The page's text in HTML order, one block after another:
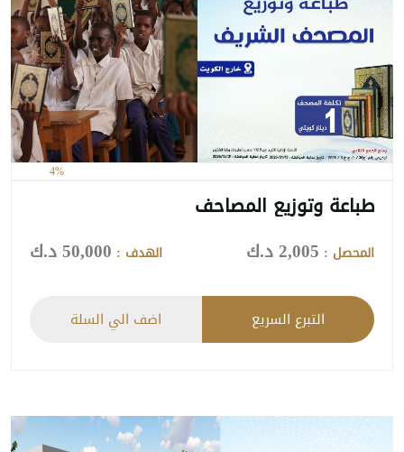
4%
طباعة وتوزيع المصاحف
المحصل : 2,005 د.ك الهدف : 50,000 د.ك
التبرع السريع اضف الي السلة